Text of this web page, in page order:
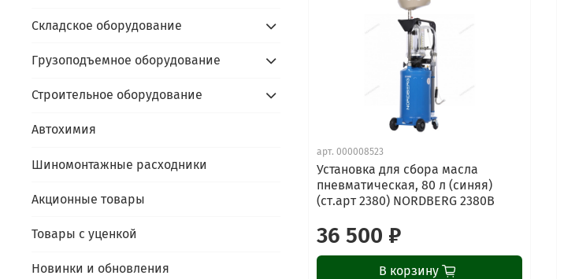
арт.000008523
Установка для сбора масла
пневматическая, 80 л (синяя)
(ст.арт 2380) NORDBERG 2380B
36 500 ₽
В корзину
Складское оборудование
Грузоподъемное оборудование
Строительное оборудование
Автохимия
Шиномонтажные расходники
Акционные товары
Товары с уценкой
Новинки и обновления